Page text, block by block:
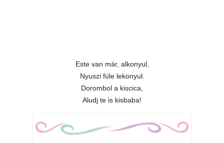
Este van már, alkonyul,
Nyuszi füle lekonyul.
Dorombol a kiscica,
Aludj te is kisbaba!